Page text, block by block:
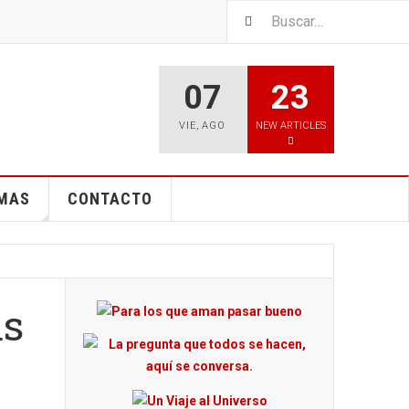
07
VIE,AGO
23
NEW ARTICLES
CONTACTO